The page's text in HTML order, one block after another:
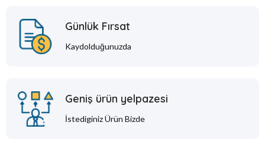
Günlük Fırsat
Kaydolduğunuzda
Geniş ürün yelpazesi
İstediginiz Ürün Bizde